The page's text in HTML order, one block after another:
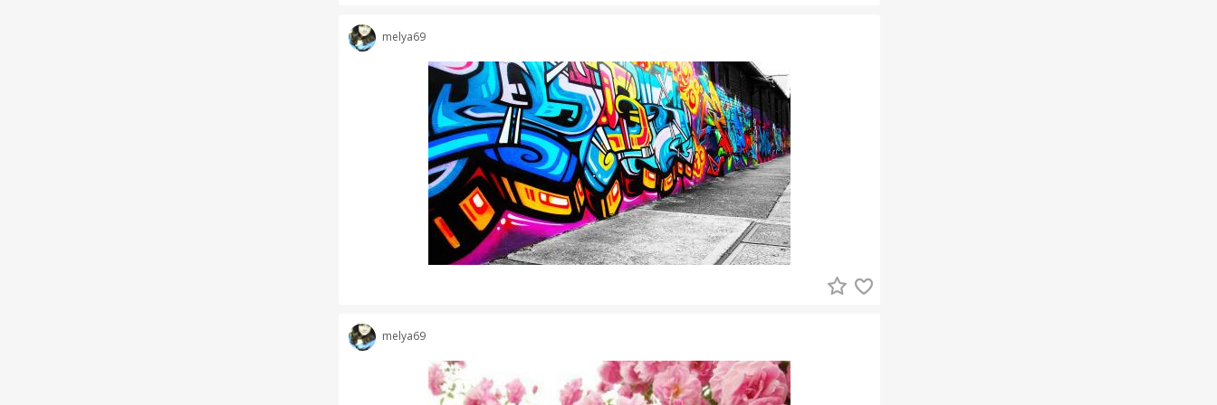
melya69
melya69